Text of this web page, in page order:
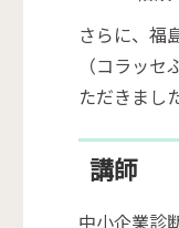
さらに、福
（コラッ
ただきまし
講師
中小企業診